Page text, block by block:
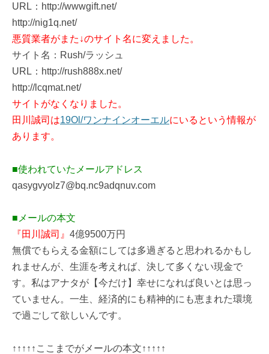
URL：http://wwwgift.net/
http://nig1q.net/
悪質業者がまた↓のサイト名に変えました。
サイト名：Rush/ラッシュ
URL：http://rush888x.net/
http://lcqmat.net/
サイトがなくなりました。
田川誠司は19Ol/ワンナインオーエルにいるという情報が
あります。
■使われていたメールアドレス
qasygvyolz7@bq.nc9adqnuv.com
■メールの本文
『田川誠司』 4億9500万円
無償でもらえる金額にしては多過ぎると思われるかもし
れませんが、生涯を考えれば、決して多くない現金で
す。私はアナタが【今だけ】幸せになれば良いとは思っ
ていません。一生、経済的にも精神的にも恵まれた環境
で過ごして欲しいんです。
↑↑↑↑↑ここまでがメールの本文↑↑↑↑↑